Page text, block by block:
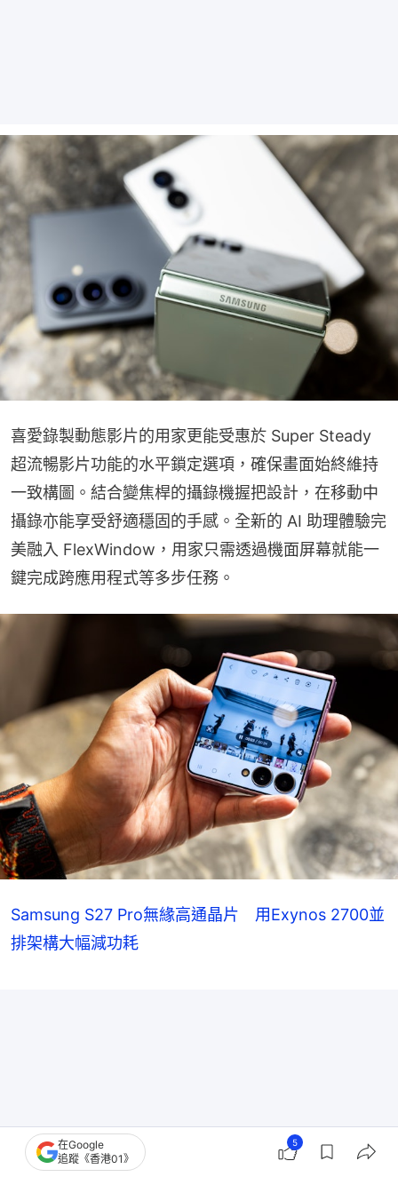
喜愛錄製動態影片的用家更能受惠於 Super Steady
超流暢影片功能的水平鎖定選項，確保畫面始終維持
一致構圖。結合變焦桿的攝錄機握把設計，在移動中
攝錄亦能享受舒適穩固的手感。全新的 AI 助理體驗完
美融入 FlexWindow，用家只需透過機面屏幕就能一
鍵完成跨應用程式等多步任務。
Samsung S27 Pro無緣高通晶片 用Exynos 2700並
排架構大幅減功耗
在Google
追蹤《香港01》
5